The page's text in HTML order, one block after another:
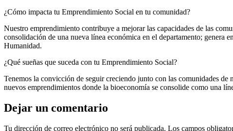
¿Cómo impacta tu Emprendimiento Social en tu comunidad?
Nuestro emprendimiento contribuye a mejorar las capacidades de las
consolidación de una nueva línea económica en el departamento;
Humanidad.
¿Qué sueñas que suceda con tu Emprendimiento Social?
Tenemos la convicción de seguir creciendo junto con las comunidades
nuevos emprendimientos donde la bioeconomía se consolide como una
Dejar un comentario
Tu dirección de correo electrónico no será publicada. Los campos